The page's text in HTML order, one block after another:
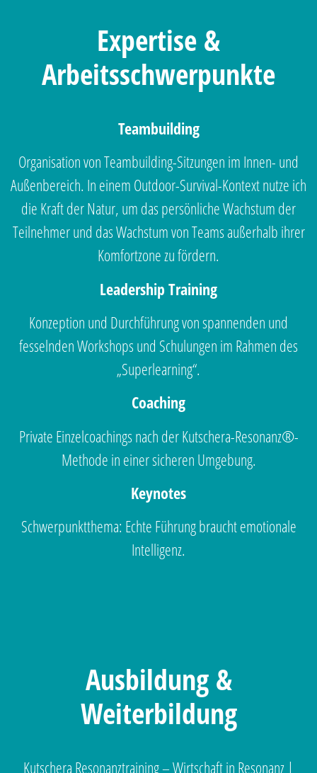
Expertise &
Arbeitsschwerpunkte
Teambuilding
Organisation von Teambuilding-Sitzungen im Innen- und
Außenbereich. In einem Outdoor-Survival-Kontext nutze ich
die Kraft der Natur, um das persönliche Wachstum der
Teilnehmer und das Wachstum von Teams außerhalb ihrer
Komfortzone zu fördern.
Leadership Training
Konzeption und Durchführung von spannenden und
fesselnden Workshops und Schulungen im Rahmen des
„Superlearning“.
Coaching
Private Einzelcoachings nach der Kutschera-Resonanz®-
Methode in einer sicheren Umgebung.
Keynotes
Schwerpunktthema: Echte Führung braucht emotionale
Intelligenz.
Ausbildung &
Weiterbildung
Kutschera Resonanztraining – Wirtschaft in Resonanz |